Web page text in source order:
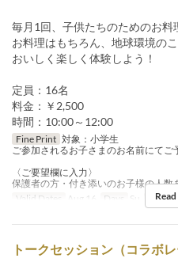
毎月1回、子供たちのためのお料
お料理はもちろん、地球環境の
おいしく楽しく体験しよう！
定員：16名
料金：￥2,500
時間：10:00～12:00
Fine Print 対象：小学生
ご参加されるお子さまのお名前にてご
〈ご要望欄に入力〉
保護者の方・付き添いのお子様の人数
Valid Dates
Aug 16 Days Su Meals
トークセッション（コラボ